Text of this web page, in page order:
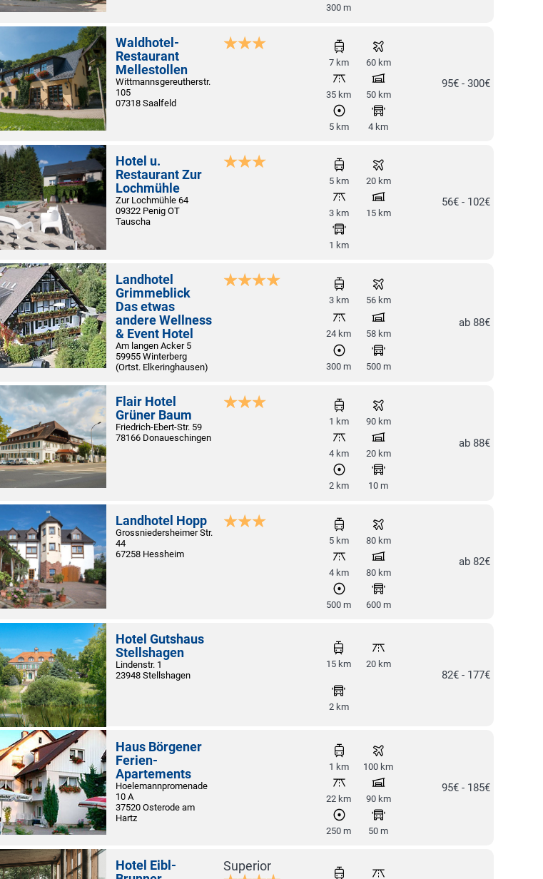
300 m
Waldhotel-
Restaurant
Mellestollen
Wittmannsgereutherstr.
105
07318 Saalfeld
7 km 60 km
35 km 50 km
5 km 4 km
95€ - 300€
Hotel u.
Restaurant Zur
Lochmühle
Zur Lochmühle 64
09322 Penig OT
Tauscha
5 km 20 km
3 km 15 km
1 km
56€ - 102€
Landhotel
Grimmeblick
Das etwas
andere Wellness
& Event Hotel
Am langen Acker 5
59955 Winterberg
(Ortst. Elkeringhausen)
3 km 56 km
24 km 58 km
300 m 500 m
ab 88€
Flair Hotel
Grüner Baum
Friedrich-Ebert-Str. 59
78166 Donaueschingen
1 km 90 km
4 km 20 km
2 km 10 m
ab 88€
Landhotel Hopp
Grossniedersheimer Str.
44
67258 Hessheim
5 km 80 km
4 km 80 km
500 m 600 m
ab 82€
Hotel Gutshaus
Stellshagen
Lindenstr. 1
23948 Stellshagen
15 km 20 km
2 km
82€ - 177€
Haus Börgener
Ferien-
Apartements
Hoelemannpromenade
10 A
37520 Osterode am
Hartz
1 km 100 km
22 km 90 km
250 m 50 m
95€ - 185€
Hotel Eibl-
Superior